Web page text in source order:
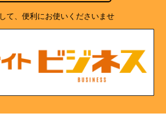
て、便利にお使いくださいませ